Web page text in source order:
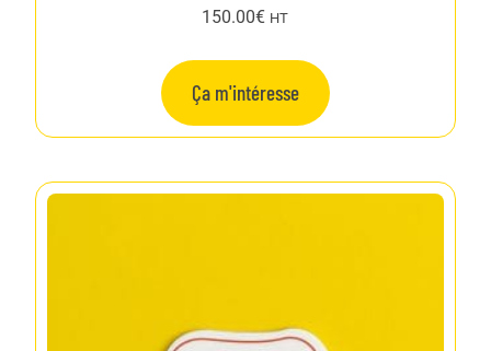
150.00€ HT
Ça m'intéresse